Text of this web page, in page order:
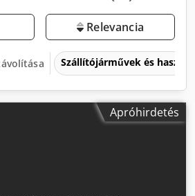
Relevancia
Szállítójárművek és
Apróhirdetés